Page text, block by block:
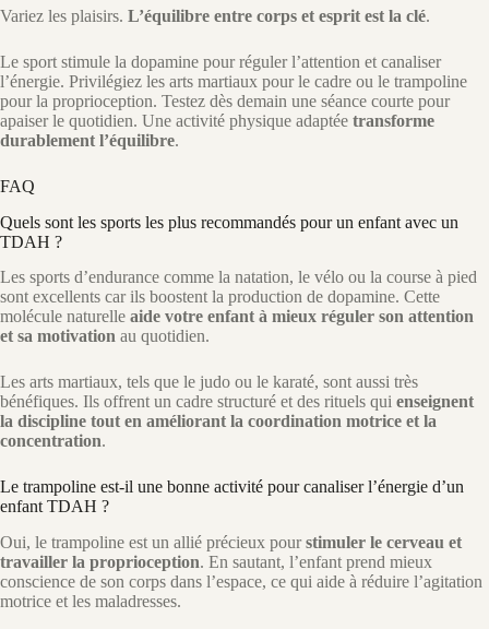
Variez les plaisirs. L’équilibre entre corps et esprit est la clé.
Le sport stimule la dopamine pour réguler l’attention et canaliser
l’énergie. Privilégiez les arts martiaux pour le cadre ou le trampoline
pour la proprioception. Testez dès demain une séance courte pour
apaiser le quotidien. Une activité physique adaptée transforme
durablement l’équilibre.
FAQ
Quels sont les sports les plus recommandés pour un enfant avec un
TDAH ?
Les sports d’endurance comme la natation, le vélo ou la course à pied
sont excellents car ils boostent la production de dopamine. Cette
molécule naturelle aide votre enfant à mieux réguler son attention
et sa motivation au quotidien.
Les arts martiaux, tels que le judo ou le karaté, sont aussi très
bénéfiques. Ils offrent un cadre structuré et des rituels qui enseignent
la discipline tout en améliorant la coordination motrice et la
concentration.
Le trampoline est-il une bonne activité pour canaliser l’énergie d’un
enfant TDAH ?
Oui, le trampoline est un allié précieux pourstimuler le cerveau et
travailler la proprioception. En sautant, l’enfant prend mieux
conscience de son corps dans l’espace, ce qui aide à réduire l’agitation
motrice et les maladresses.